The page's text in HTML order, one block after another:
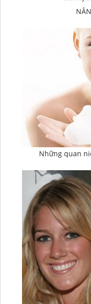
Những quan